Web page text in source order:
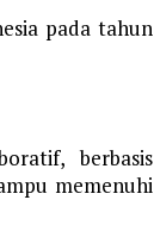
pada tahun
berbasis
memenuhi